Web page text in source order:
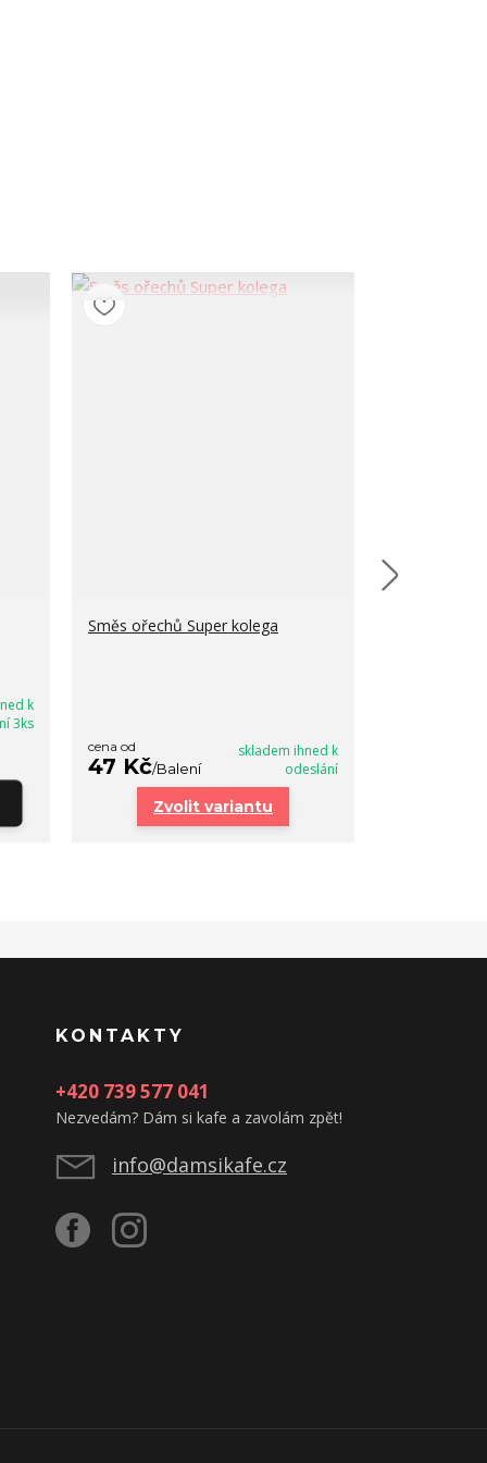
k
3ks
Směs ořechů Super kolega
cena od
47 Kč/Balení
skladem ihned k
odeslání
Zvolit variantu
KONTAKTY
+420 739 577 041
Nezvedám? Dám si kafe a zavolám zpět!
info@damsikafe.cz